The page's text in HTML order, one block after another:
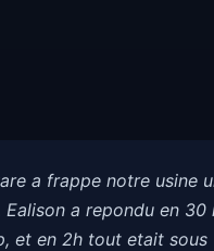
a frappe notre usine
Ealison a repondu en 30
et en 2h tout etait sous